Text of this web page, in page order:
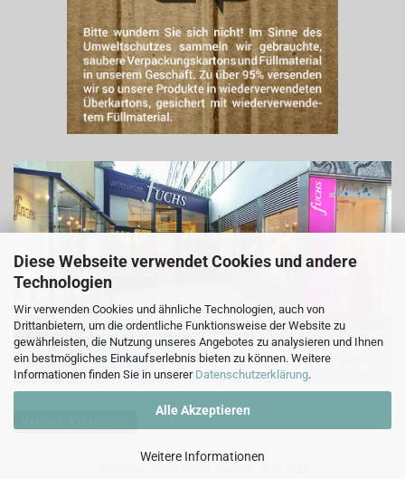
Diese Webseite verwendet Cookies und andere
Technologien
Wir verwenden Cookies und ähnliche Technologien, auch von
Drittanbietern, um die ordentliche Funktionsweise der Website zu
gewährleisten, die Nutzung unseres Angebotes zu analysieren und Ihnen
ein bestmögliches Einkaufserlebnis bieten zu können. Weitere
Informationen finden Sie in unserer Datenschutzerklärung.
Alle Akzeptieren
Weitere Informationen